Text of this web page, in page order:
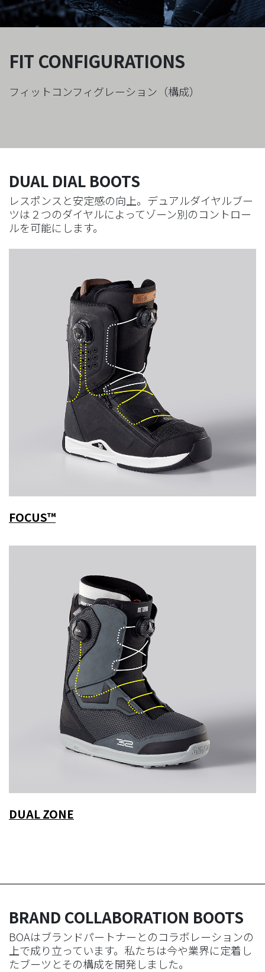
FIT CONFIGURATIONS
フィットコンフィグレーション（構成）
DUAL DIAL BOOTS​​​​​​
レスポンスと安定感の向上。デュアルダイヤルブー
ツは２つのダイヤルによってゾーン別のコントロー
ルを可能にします。
FOCUS™
DUAL ZONE
BRAND COLLABORATION BOOTS
BOAはブランドパートナーとのコラボレーションの
上で成り立っています。私たちは今や業界に定着し
たブーツとその構成を開発しました。